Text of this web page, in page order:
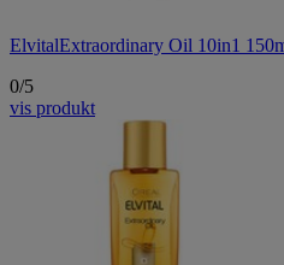
ElvitalExtraordinary Oil 10in1
0/5
vis produkt